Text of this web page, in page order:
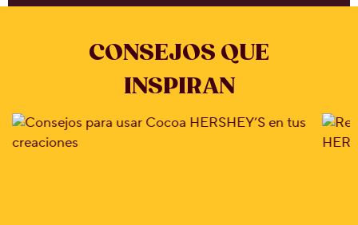
CONSEJOS QUE
INSPIRAN